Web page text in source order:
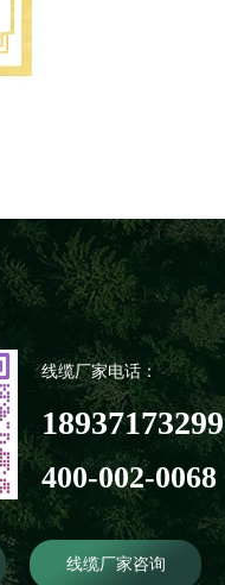
线缆厂家电话：
18937173299
400-002-0068
线缆厂家咨询